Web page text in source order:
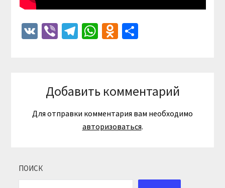
VKViberTelegram
WhatsApp
Odnoklassniki
Отправить
Добавить комментарий
Для отправки комментария вам необходимо
авторизоваться.
ПОИСК